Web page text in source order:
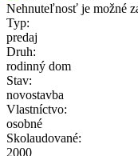
Nehnuteľnosť je možné
Typ:
predaj
Druh:
rodinný dom
Stav:
novostavba
Vlastníctvo:
osobné
Skolaudované:
2000